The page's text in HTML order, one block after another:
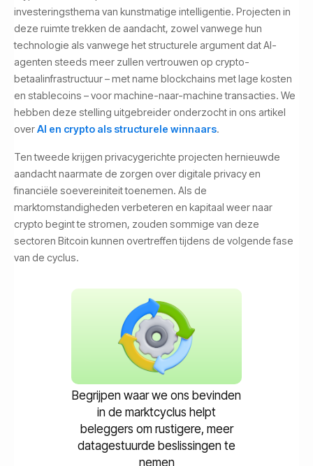
investeringsthema van kunstmatige intelligentie. Projecten in
deze ruimte trekken de aandacht, zowel vanwege hun
technologie als vanwege het structurele argument dat AI-
agenten steeds meer zullen vertrouwen op crypto-
betaalinfrastructuur – met name blockchains met lage kosten
en stablecoins – voor machine-naar-machine transacties. We
hebben deze stelling uitgebreider onderzocht in ons artikel
overAI en crypto als structurele winnaars.
Ten tweede krijgen privacygerichte projecten hernieuwde
aandacht naarmate de zorgen over digitale privacy en
financiële soevereiniteit toenemen. Als de
marktomstandigheden verbeteren en kapitaal weer naar
crypto begint te stromen, zouden sommige van deze
sectoren Bitcoin kunnen overtreffen tijdens de volgende fase
van de cyclus.
Begrijpen waar we ons bevinden
in de marktcyclus helpt
beleggers om rustigere, meer
datagestuurde beslissingen te
nemen